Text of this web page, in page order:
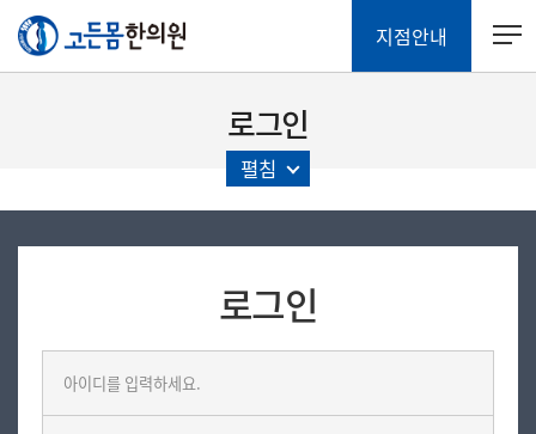
지점안내
로그인
펼침
로그인